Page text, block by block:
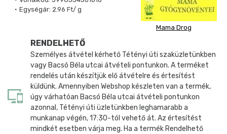
Egységár: 2.96 Ft/ g
Mama Drog
RENDELHETŐ
Személyes átvétel kérhető Tétényi úti szaküzletünkben
vagy Bacsó Béla utcai átvételi pontunkon. A terméket
rendelés után készítjük elő átvételre és értesítést
küldünk. Amennyiben Webshop készleten van a termék,
úgy várhatóan Bacsó Béla utcai átvételi pontunkon
azonnal, Tétényi úti üzletünkben leghamarabb a
munkanap végén, 17:30-tól vehető át. Az értesítést
mindkét esetben várja meg. Ha a termék Rendelhető